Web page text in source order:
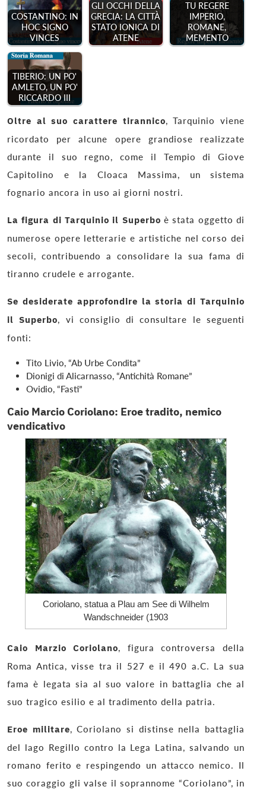
COSTANTINO: IN
HOC SIGNO
VINCES
GLI OCCHI DELLA
GRECIA: LA CITTÀ
STATO IONICA DI
ATENE
TU REGERE
IMPERIO,
ROMANE,
MEMENTO
TIBERIO: UN PO'
AMLETO, UN PO'
RICCARDO III
Oltre al suo carattere tirannico, Tarquinio viene
ricordato per alcune opere grandiose realizzate
durante il suo regno, come il Tempio di Giove
Capitolino e la Cloaca Massima, un sistema
fognario ancora in uso ai giorni nostri.
La figura di Tarquinio il Superbo è stata oggetto di
numerose opere letterarie e artistiche nel corso dei
secoli, contribuendo a consolidare la sua fama di
tiranno crudele e arrogante.
Se desiderate approfondire la storia di Tarquinio
il Superbo, vi consiglio di consultare le seguenti
fonti:
Tito Livio, “Ab Urbe Condita”
Dionigi di Alicarnasso, “Antichità Romane”
Ovidio, “Fasti”
Caio Marcio Coriolano: Eroe tradito, nemico
vendicativo
Coriolano, statua a Plau am See di Wilhelm
Wandschneider (1903
Caio Marzio Coriolano, figura controversa della
Roma Antica, visse tra il 527 e il 490 a.C. La sua
fama è legata sia al suo valore in battaglia che al
suo tragico esilio e al tradimento della patria.
Eroe militare, Coriolano si distinse nella battaglia
del lago Regillo contro la Lega Latina, salvando un
romano ferito e respingendo un attacco nemico. Il
suo coraggio gli valse il soprannome “Coriolano”, in